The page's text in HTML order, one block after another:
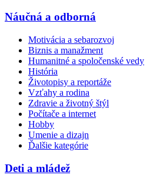
Náučná a odborná
Motivácia a sebarozvoj
Biznis a manažment
Humanitné a spoločenské vedy
História
Životopisy a reportáže
Vzťahy a rodina
Zdravie a životný štýl
Počítače a internet
Hobby
Umenie a dizajn
Ďalšie kategórie
Deti a mládež